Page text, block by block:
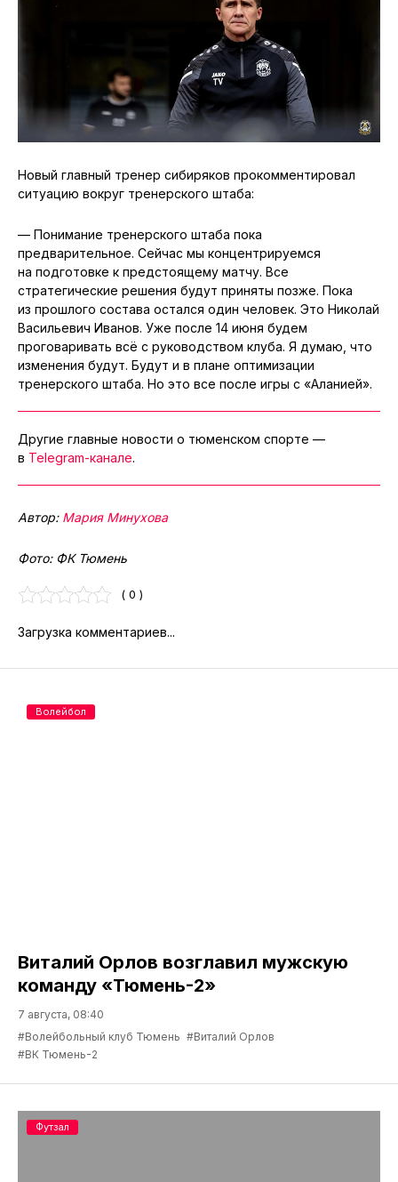
Новый главный тренер сибиряков прокомментировал
ситуацию вокруг тренерского штаба:
— Понимание тренерского штаба пока
предварительное. Сейчас мы концентрируемся
на подготовке к предстоящему матчу. Все
стратегические решения будут приняты позже. Пока
из прошлого состава остался один человек. Это Николай
Васильевич Иванов. Уже после 14 июня будем
проговаривать всё с руководством клуба. Я думаю, что
изменения будут. Будут и в плане оптимизации
тренерского штаба. Но это все после игры с «Аланией».
Другие главные новости о тюменском спорте —
в Telegram-канале.
Автор: Мария Минухова
Фото: ФК Тюмень
( 0 )
Загрузка комментариев...
Виталий Орлов возглавил мужскую
команду «Тюмень-2»
7 августа, 08:40
#Волейбольный клуб Тюмень #Виталий Орлов
#ВК Тюмень-2
Волейбол
Футзал